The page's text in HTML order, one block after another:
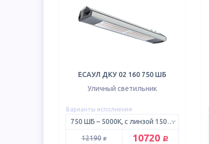
ЕСАУЛ ДКУ 02 160 750 ШБ
Уличный светильник
Варианты исполнения
750 ШБ – 5000K, с линзой 150х50°
12190 руб. 10720 руб.